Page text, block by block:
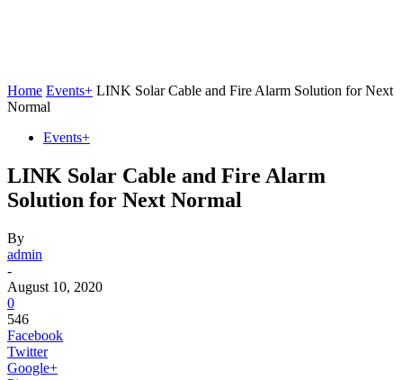
Home Events+ LINK Solar Cable and Fire Alarm Solution for Next
Normal
Events+
LINK Solar Cable and Fire Alarm
Solution for Next Normal
By
admin
-
August 10, 2020
0
546
Facebook
Twitter
Google+